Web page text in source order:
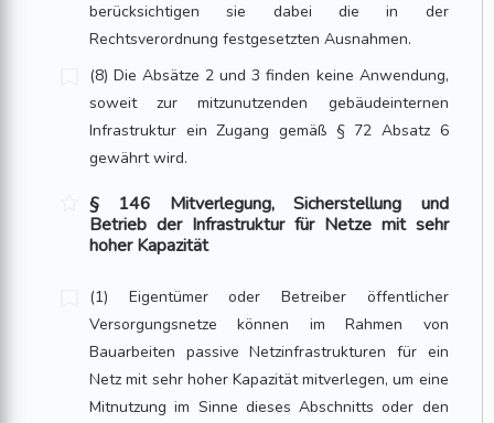
berücksichtigen sie dabei die in der
Rechtsverordnung festgesetzten Ausnahmen.
(8) Die Absätze 2 und 3 finden keine Anwendung,
soweit zur mitzunutzenden gebäudeinternen
Infrastruktur ein Zugang gemäß § 72 Absatz 6
gewährt wird.
§ 146 Mitverlegung, Sicherstellung und
Betrieb der Infrastruktur für Netze mit sehr
hoher Kapazität
(1) Eigentümer oder Betreiber öffentlicher
Versorgungsnetze können im Rahmen von
Bauarbeiten passive Netzinfrastrukturen für ein
Netz mit sehr hoher Kapazität mitverlegen, um eine
Mitnutzung im Sinne dieses Abschnitts oder den